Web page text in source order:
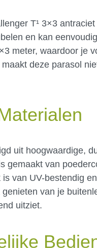
T¹ 3×3
en kan
meter, waardoor je
deze parasol
uit hoogwaardige,
gemaakt van
van UV-bestendig
van je
uitziet.